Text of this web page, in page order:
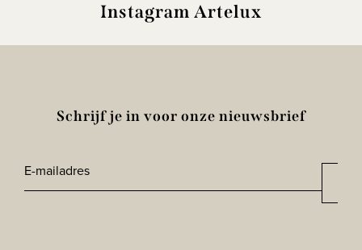
Instagram Artelux
Schrijf je in voor onze nieuwsbrief
E-
mailadres*